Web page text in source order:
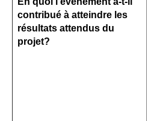
contribué à atteindre les
résultats attendus du
projet?